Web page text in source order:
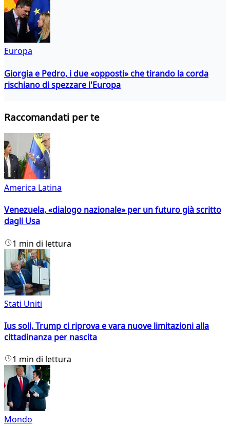
Europa
Giorgia e Pedro, i due «opposti» che tirando la corda
rischiano di spezzare l'Europa
Raccomandati per te
America Latina
Venezuela, «dialogo nazionale» per un futuro già scritto
dagli Usa
1 min di lettura
Stati Uniti
Ius soli, Trump ci riprova e vara nuove limitazioni alla
cittadinanza per nascita
1 min di lettura
Mondo